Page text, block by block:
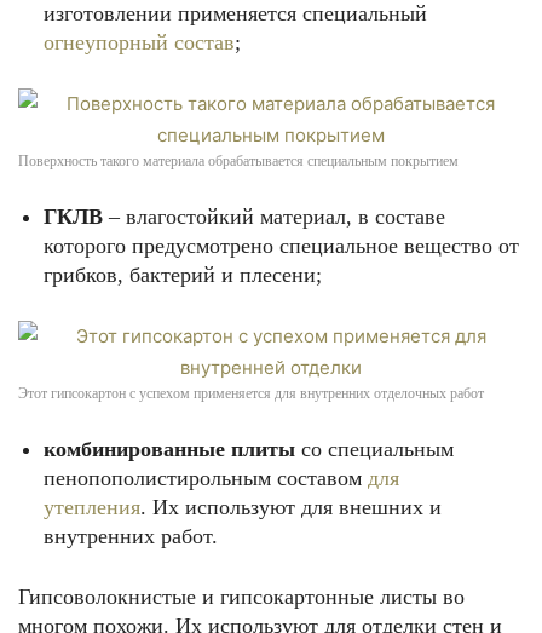
изготовлении применяется специальный
огнеупорный состав;
Поверхность такого материала обрабатывается специальным покрытием
ГКЛВ – влагостойкий материал, в составе
которого предусмотрено специальное вещество от
грибков, бактерий и плесени;
Этот гипсокартон с успехом применяется для внутренних отделочных работ
комбинированные плиты со специальным
пенопополистирольным составом для
утепления. Их используют для внешних и
внутренних работ.
Гипсоволокнистые и гипсокартонные листы во
многом похожи. Их используют для отделки стен и